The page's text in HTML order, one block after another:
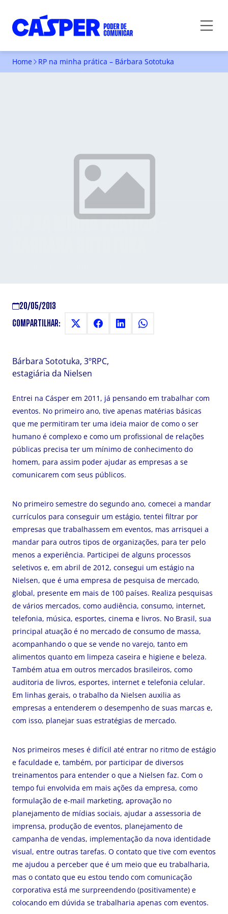
Home RP na minha prática – Bárbara Sototuka
RP NA MINHA PRÁTICA -
20/05/2013
COMPARTILHAR:
Bárbara Sototuka, 3ºRPC,
estagiária da Nielsen
Entrei na Cásper em 2011, já pensando em trabalhar com
eventos. No primeiro ano, tive apenas matérias básicas
que me permitiram ter uma ideia maior de como o ser
humano é complexo e como um profissional de relações
públicas precisa ter um mínimo de conhecimento do
homem, para assim poder ajudar as empresas a se
comunicarem com seus públicos.
No primeiro semestre do segundo ano, comecei a mandar
currículos para conseguir um estágio, tentei filtrar por
empresas que trabalhassem em eventos, mas arrisquei a
mandar para outros tipos de organizações, para ter pelo
menos a experiência. Participei de alguns processos
seletivos e, em abril de 2012, consegui um estágio na
Nielsen, que é uma empresa de pesquisa de mercado,
global, presente em mais de 100 países. Realiza pesquisas
de vários mercados, como audiência, consumo, internet,
telefonia, música, esportes, cinema e livros. No Brasil, sua
principal atuação é no mercado de consumo de massa,
acompanhando o que se vende no varejo, tanto em
alimentos quanto em limpeza caseira e higiene e beleza.
Também atua em outros mercados brasileiros, como
auditoria de livros, esportes, internet e telefonia celular.
Em linhas gerais, o trabalho da Nielsen auxilia as
empresas a entenderem o desempenho de suas marcas e,
com isso, planejar suas estratégias de mercado.
Nos primeiros meses é difícil até entrar no ritmo de estágio
e faculdade e, também, por participar de diversos
treinamentos para entender o que a Nielsen faz. Com o
tempo fui envolvida em mais ações da empresa, como
formulação de e-mail marketing, aprovação no
planejamento de mídias sociais, ajudar a assessoria de
imprensa, produção de eventos, planejamento de
campanha de vendas, implementação da nova identidade
visual, entre outras tarefas. O contato que tive com eventos
me ajudou a perceber que é um meio que eu trabalharia,
mas o contato que eu estou tendo com comunicação
corporativa está me surpreendendo (positivamente) e
colocando em dúvida se trabalharia apenas com eventos.